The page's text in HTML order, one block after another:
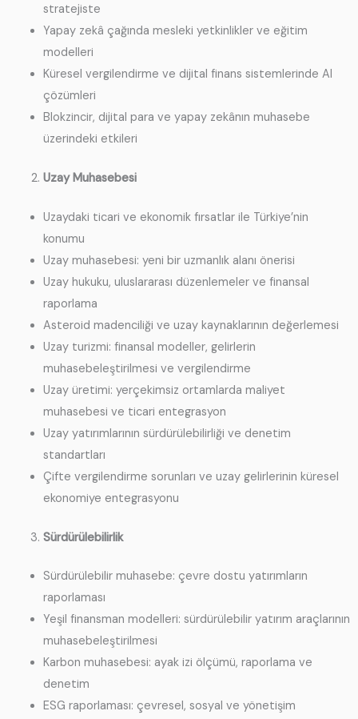
stratejiste
Yapay zekâ çağında mesleki yetkinlikler ve eğitim
modelleri
Küresel vergilendirme ve dijital finans sistemlerinde AI
çözümleri
Blokzincir, dijital para ve yapay zekânın muhasebe
üzerindeki etkileri
Uzay Muhasebesi
Uzaydaki ticari ve ekonomik fırsatlar ile Türkiye’nin
konumu
Uzay muhasebesi: yeni bir uzmanlık alanı önerisi
Uzay hukuku, uluslararası düzenlemeler ve finansal
raporlama
Asteroid madenciliği ve uzay kaynaklarının değerlemesi
Uzay turizmi: finansal modeller, gelirlerin
muhasebeleştirilmesi ve vergilendirme
Uzay üretimi: yerçekimsiz ortamlarda maliyet
muhasebesi ve ticari entegrasyon
Uzay yatırımlarının sürdürülebilirliği ve denetim
standartları
Çifte vergilendirme sorunları ve uzay gelirlerinin küresel
ekonomiye entegrasyonu
Sürdürülebilirlik
Sürdürülebilir muhasebe: çevre dostu yatırımların
raporlaması
Yeşil finansman modelleri: sürdürülebilir yatırım araçlarının
muhasebeleştirilmesi
Karbon muhasebesi: ayak izi ölçümü, raporlama ve
denetim
ESG raporlaması: çevresel, sosyal ve yönetişim